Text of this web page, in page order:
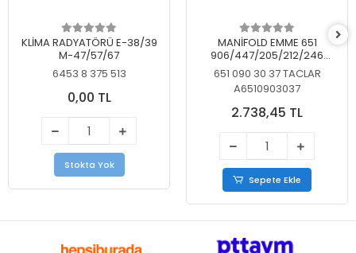
KLİMA RADYATÖRÜ E-38/39
M-47/57/67
6453 8 375 513
0,00 TL
Stokta Yok
MANİFOLD EMME 651
906/447/205/212/246
KELEBEKSİZ
651 090 30 37 TACLAR
A6510903037
2.738,45 TL
Sepete Ekle